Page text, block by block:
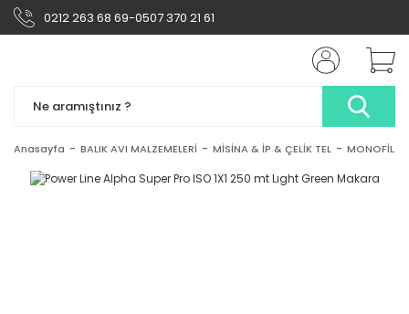
0212 263 68 69-0507 370 21 61
Anasayfa BALIK AVI MALZEMELERİ MİSİNA & İP & ÇELİK TEL